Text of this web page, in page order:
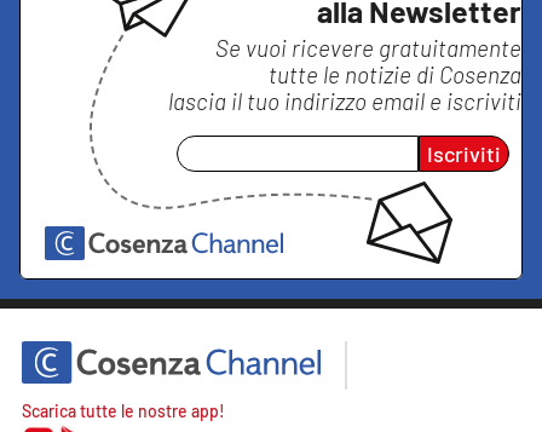
alla Newsletter
Se vuoi ricevere gratuitamente
tutte le notizie di Cosenza
lascia il tuo indirizzo email e iscriviti
Iscriviti
Scarica tutte le nostre app!